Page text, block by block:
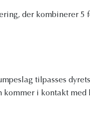
der kombinerer 5
tilpasses
kommer i kontakt med